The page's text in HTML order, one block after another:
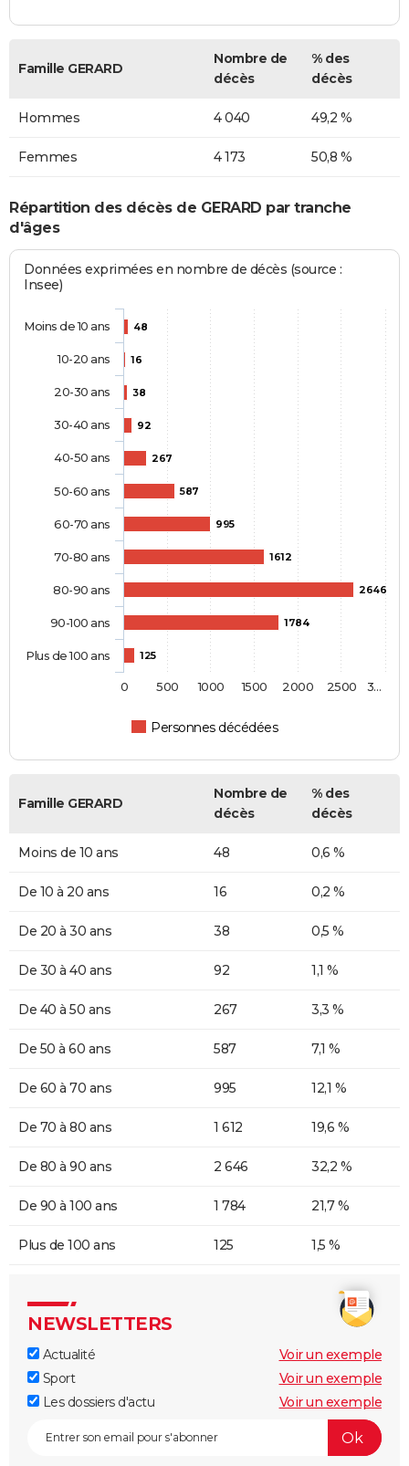
Famille GERARD
Nombre de
décès
% des
décès
Hommes 4 040 49,2 %
Femmes 4 173 50,8 %
Répartition des décès de GERARD par tranche
d'âges
Données exprimées en nombre de décès (source :
Insee)
48
16
38
92
267
587
995
1612
2646
1784
125
Personnes décédées
Moins de 10 ans
10-20 ans
20-30 ans
30-40 ans
40-50 ans
50-60 ans
60-70 ans
70-80 ans
80-90 ans
90-100 ans
Plus de 100 ans
0 500 1000 1500 2000 2500 3…
Famille GERARD
Nombre de
décès
% des
décès
Moins de 10 ans 48 0,6 %
De 10 à 20 ans 16 0,2 %
De 20 à 30 ans 38 0,5 %
De 30 à 40 ans 92 1,1 %
De 40 à 50 ans 267 3,3 %
De 50 à 60 ans 587 7,1 %
De 60 à 70 ans 995 12,1 %
De 70 à 80 ans 1 612 19,6 %
De 80 à 90 ans 2 646 32,2 %
De 90 à 100 ans 1 784 21,7 %
Plus de 100 ans 125 1,5 %
NEWSLETTERS
Actualité
Voir un exemple
Sport
Voir un exemple
Les dossiers d'actu
Voir un exemple